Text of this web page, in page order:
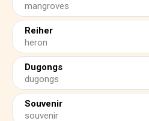
mangroves
Reiher
heron
Dugongs
dugongs
Souvenir
souvenir